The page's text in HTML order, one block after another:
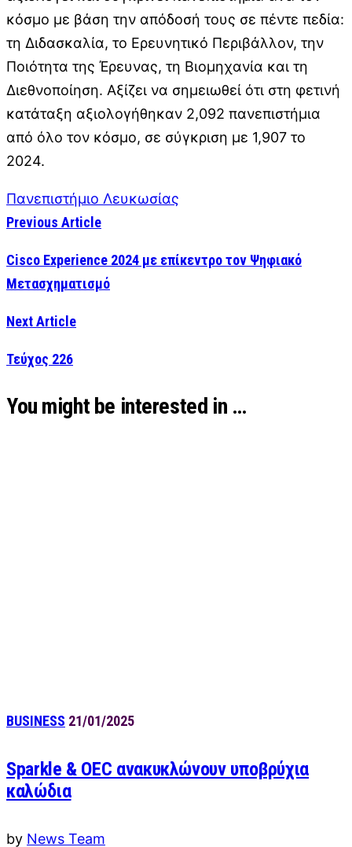
κόσμο με βάση την απόδοσή τους σε πέντε πεδία:
τη Διδασκαλία, το Ερευνητικό Περιβάλλον, την
Ποιότητα της Έρευνας, τη Βιομηχανία και τη
Διεθνοποίηση. Αξίζει να σημειωθεί ότι στη φετινή
κατάταξη αξιολογήθηκαν 2,092 πανεπιστήμια
από όλο τον κόσμο, σε σύγκριση με 1,907 το
2024.
Πανεπιστήμιο Λευκωσίας
Previous Article
Cisco Experience 2024 με επίκεντρο τον Ψηφιακό
Μετασχηματισμό
Next Article
Τεύχος 226
You might be interested in …
BUSINESS 21/01/2025
Sparkle & OEC ανακυκλώνουν υποβρύχια
καλώδια
by News Team